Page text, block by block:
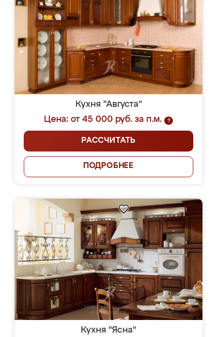
Кухня "Августа"
Цена: от 45 000 руб. за п.м.
?
РАССЧИТАТЬ
ПОДРОБНЕЕ
Кухня "Ясна"